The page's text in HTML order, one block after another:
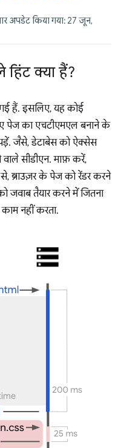
अपडेट किया गया: 27 जून,
क्या हैं?
हैं. इसलिए, यह कोई
पेज का एचटीएमएल बनाने के
जैसे, डेटाबेस को ऐक्सेस
सीडीएन. माफ़ करें,
ब्राउज़र के पेज को रेंडर करने
जवाब तैयार करने में जितना
नहीं करता.